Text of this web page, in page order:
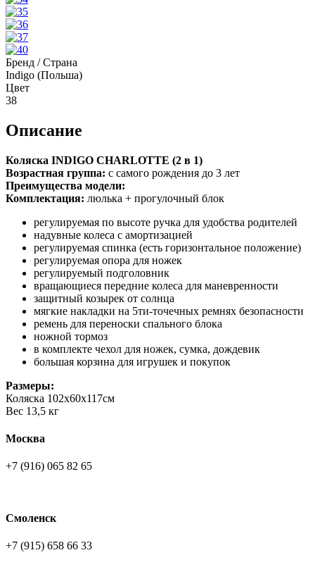
Бренд / Страна
Indigo (Польша)
Цвет
38
Описание
Коляска INDIGO CHARLOTTE (2 в 1)
Возрастная группа: с самого рождения до 3 лет
Преимущества модели:
Комплектация: люлька + прогулочный блок
регулируемая по высоте ручка для удобства родителей
надувные колеса с амортизацией
регулируемая спинка (есть горизонтальное положение)
регулируемая опора для ножек
регулируемый подголовник
вращающиеся передние колеса для маневренности
защитный козырек от солнца
мягкие накладки на 5ти-точечных ремнях безопасности
ремень для переноски спального блока
ножной тормоз
в комплекте чехол для ножек, сумка, дождевик
большая корзина для игрушек и покупок
Размеры:
Коляска 102х60х117см
Вес 13,5 кг
Москва
+7 (916) 065 82 65
Смоленск
+7 (915) 658 66 33